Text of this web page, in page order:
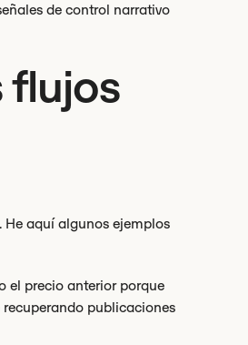
de control narrativo
flujos
He aquí algunos ejemplos
el precio anterior porque
publicaciones